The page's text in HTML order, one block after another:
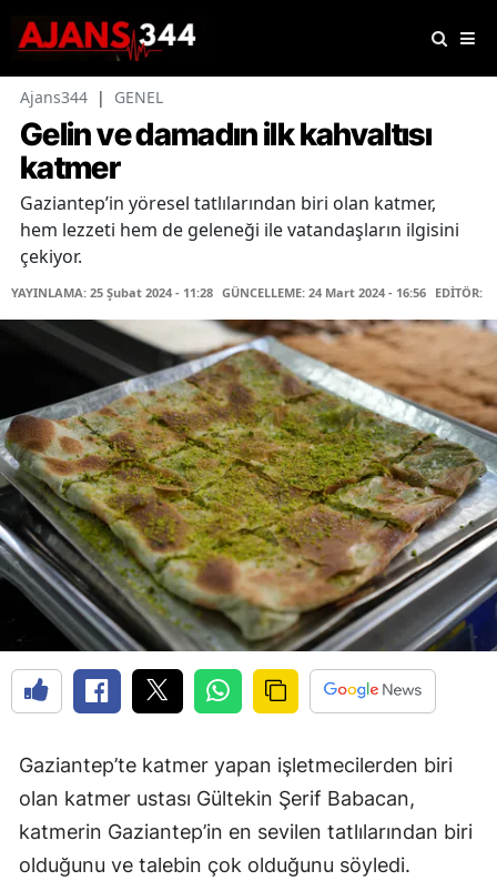
Ajans344 | GENEL
Gelin ve damadın ilk kahvaltısı
katmer
Gaziantep’in yöresel tatlılarından biri olan katmer,
hem lezzeti hem de geleneği ile vatandaşların ilgisini
çekiyor.
YAYINLAMA: 25 Şubat 2024 - 11:28 GÜNCELLEME: 24 Mart 2024 - 16:56 EDİTÖR:
Gaziantep’te katmer yapan işletmecilerden biri
olan katmer ustası Gültekin Şerif Babacan,
katmerin Gaziantep’in en sevilen tatlılarından biri
olduğunu ve talebin çok olduğunu söyledi.